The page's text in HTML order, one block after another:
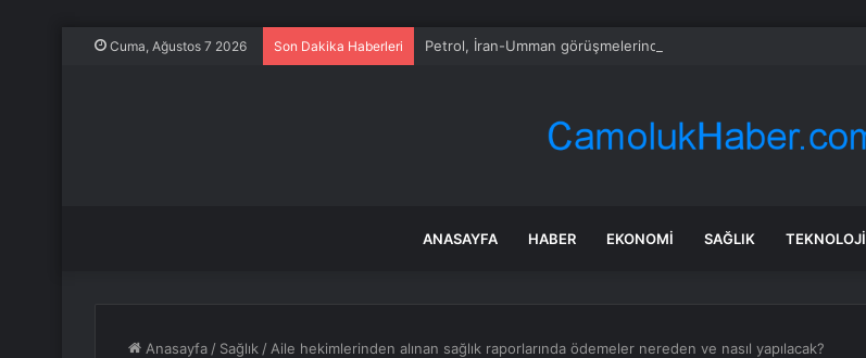
Cuma, Ağustos 7 2026 Son Dakika Haberleri Petrol, İran-Umman görüşmelerindeki ilerleme sinyalleriyle geriledi
ANASAYFA HABER EKONOMI SAĞLIK TEKNOLOJI
Anasayfa / Sağlık / Aile hekimlerinden alınan sağlık raporlarında ödemeler nereden ve nasıl yapılacak?